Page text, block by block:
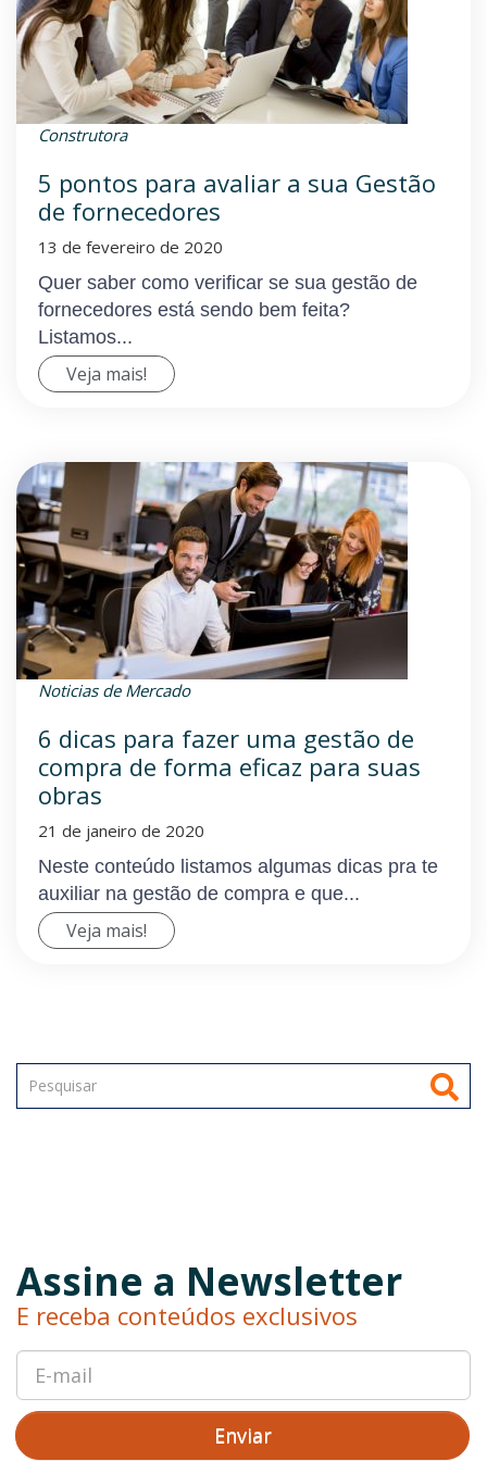
Construtora
5 pontos para avaliar a sua Gestão
de fornecedores
13 de fevereiro de 2020
Quer saber como verificar se sua gestão de
fornecedores está sendo bem feita?
Listamos...
Veja mais!
Noticias de Mercado
6 dicas para fazer uma gestão de
compra de forma eficaz para suas
obras
21 de janeiro de 2020
Neste conteúdo listamos algumas dicas pra te
auxiliar na gestão de compra e que...
Veja mais!
Assine a Newsletter
E receba conteúdos exclusivos
Enviar